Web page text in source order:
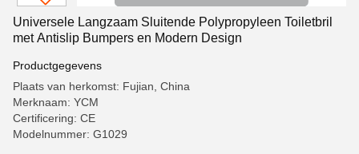
Universele Langzaam Sluitende Polypropyleen Toiletbril
met Antislip Bumpers en Modern Design
Productgegevens
Plaats van herkomst: Fujian, China
Merknaam: YCM
Certificering: CE
Modelnummer: G1029